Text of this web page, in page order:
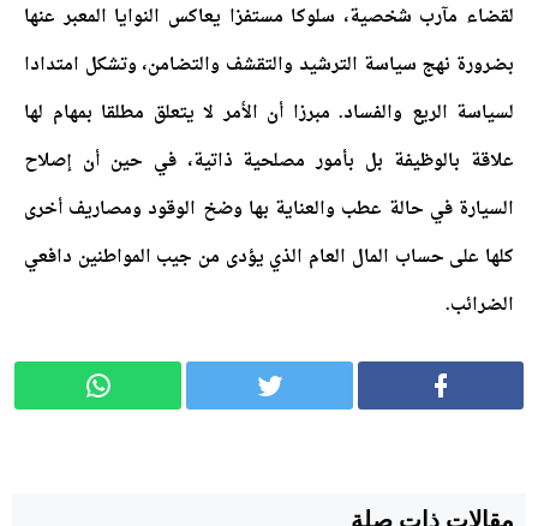
لقضاء مآرب شخصية، سلوكا مستفزا يعاكس النوايا المعبر عنها
بضرورة نهج سياسة الترشيد والتقشف والتضامن، وتشكل امتدادا
لسياسة الريع والفساد. مبرزا أن الأمر لا يتعلق مطلقا بمهام لها
علاقة بالوظيفة بل بأمور مصلحية ذاتية، في حين أن إصلاح
السيارة في حالة عطب والعناية بها وضخ الوقود ومصاريف أخرى
كلها على حساب المال العام الذي يؤدى من جيب المواطنين دافعي
الضرائب.